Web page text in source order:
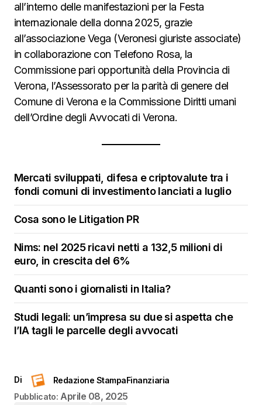
all’interno delle manifestazioni per la Festa
internazionale della donna 2025, grazie
all’associazione Vega (Veronesi giuriste associate)
in collaborazione con Telefono Rosa, la
Commissione pari opportunità della Provincia di
Verona, l’Assessorato per la parità di genere del
Comune di Verona e la Commissione Diritti umani
dell’Ordine degli Avvocati di Verona.
Mercati sviluppati, difesa e criptovalute tra i
fondi comuni di investimento lanciati a luglio
Cosa sono le Litigation PR
Nims: nel 2025 ricavi netti a 132,5 milioni di
euro, in crescita del 6%
Quanti sono i giornalisti in Italia?
Studi legali: un’impresa su due si aspetta che
l’IA tagli le parcelle degli avvocati
Di
Redazione StampaFinanziaria
Pubblicato: Aprile 08, 2025